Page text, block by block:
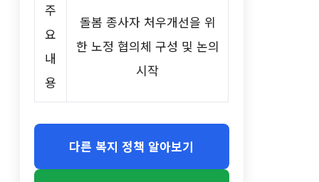
주
요
내
용
돌봄 종사자 처우개선을 위
한 노정 협의체 구성 및 논의
시작
다른 복지 정책 알아보기